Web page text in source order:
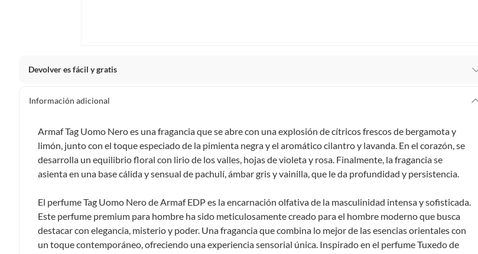
Devolver es fácil y gratis
clientes cuentas con garantías y derechos que puedes ejercer si necesitas hacer una devolución.
De conformidad con lo establecido en el artículo 47 de la Ley 1480 de 2011 en armonía con el artículo 3 de la Ley
2439 de 2024, el término para que el cliente ejerza su derecho de retracto será de cinco (5) días hábiles contados
a partir de la recepción del producto, adicional el producto deberá estar en las mismas condiciones de la entrega;
esto es, en su caja original, con los sellos y sin uso.
Tienes 30 días calendariodesde que recibes el producto para pedir su devolución. Ten en cuenta que hay productos de
ciertas categorías no se pueden devolver si cambias de opinión:
Ten en cuenta que hay productos de ciertas categorías no se pueden devolver si cambias de opinión:Productos de uso
personal, alimentos, bebidas, suplementos, medicamentos, vitaminas, intangibles, licencias, eléctricos, electrodomésticos,
electrónicos, tecnología, colchones, muebles y máquinas deportivas.
Información adicional
Armaf Tag Uomo Nero es una fragancia que se abre con una explosión de cítricos frescos de bergamota y
limón, junto con el toque especiado de la pimienta negra y el aromático cilantro y lavanda. En el corazón, se
desarrolla un equilibrio floral con lirio de los valles, hojas de violeta y rosa. Finalmente, la fragancia se
asienta en una base cálida y sensual de pachulí, ámbar gris y vainilla, que le da profundidad y persistencia.
El perfume Tag Uomo Nero de Armaf EDP es la encarnación olfativa de la masculinidad intensa y sofisticada.
Este perfume premium para hombre ha sido meticulosamente creado para el hombre moderno que busca
destacar con elegancia, misterio y poder. Una fragancia que combina lo mejor de las esencias orientales con
un toque contemporáneo, ofreciendo una experiencia sensorial única. Inspirado en el perfume Tuxedo de